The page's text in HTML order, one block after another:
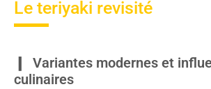
Le teriyaki revisité
Variantes modernes et
culinaires